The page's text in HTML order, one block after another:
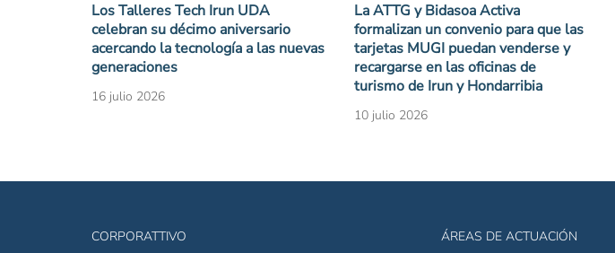
Los Talleres Tech Irun UDA
celebran su décimo aniversario
acercando la tecnología a las nuevas
generaciones
16 julio 2026
La ATTG y Bidasoa Activa
formalizan un convenio para que las
tarjetas MUGI puedan venderse y
recargarse en las oficinas de
turismo de Irun y Hondarribia
10 julio 2026
CORPORATTIVO ÁREAS DE ACTUACIÓN